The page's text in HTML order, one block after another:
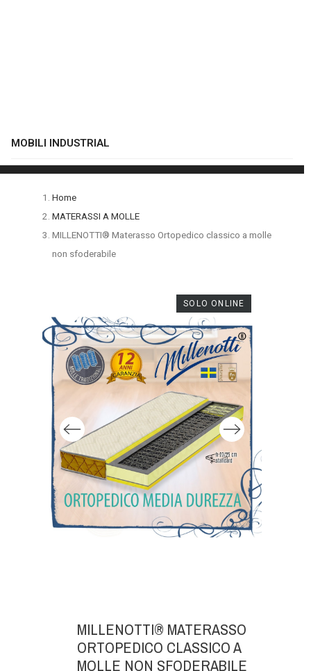
MOBILI INDUSTRIAL
Home
MATERASSI A MOLLE
MILLENOTTI® Materasso Ortopedico classico a molle
non sfoderabile
SOLO ONLINE
MILLENOTTI® MATERASSO
ORTOPEDICO CLASSICO A
MOLLE NON SFODERABILE